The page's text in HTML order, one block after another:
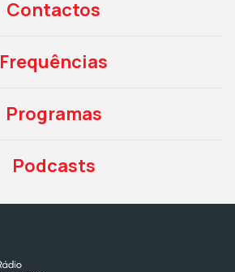
Contactos
Frequências
Programas
Podcasts